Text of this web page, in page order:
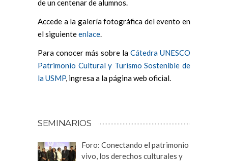
de un centenar de alumnos.
Accede a la galería fotográfica del evento en
el siguienteenlace.
Para conocer más sobre la Cátedra UNESCO
Patrimonio Cultural y Turismo Sostenible de
la USMP, ingresa a la página web oficial.
SEMINARIOS
Foro: Conectando el patrimonio
vivo, los derechos culturales y